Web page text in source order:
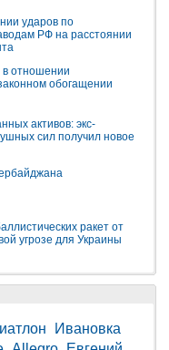
ударов по
РФ на расстоянии
в отношении
обогащении
активов: экс-
сил получил новое
ракет от
угрозе для Украины
Ивановка